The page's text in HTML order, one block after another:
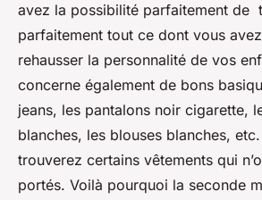
avez la possibilité parfaitement de
parfaitement tout ce dont vous
rehausser la personnalité de vos
concerne également de bons
jeans, les pantalons noir cigarette,
blanches, les blouses blanches,
trouverez certains vêtements qui
portés. Voilà pourquoi la seconde